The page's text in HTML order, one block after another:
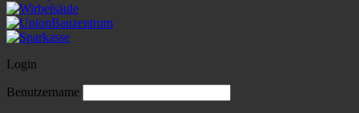
Login
Benutzername